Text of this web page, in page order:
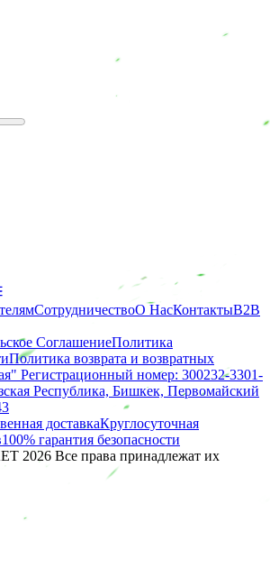
СотрудничествоО НасКонтактыB2B
СоглашениеПолитика
Политика возврата и возвратных
Регистрационный номер: 300232-3301-
Республика, Бишкек, Первомайский
доставкаКруглосуточная
100% гарантия безопасности
2026 Все права принадлежат их